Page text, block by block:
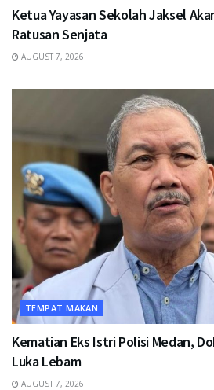
Ketua Yayasan Sekolah Jaksel
Ratusan Senjata
AUGUST 7, 2026
TEMPAT MAKAN
Kematian Eks Istri Polisi Medan,
Luka Lebam
AUGUST 7, 2026